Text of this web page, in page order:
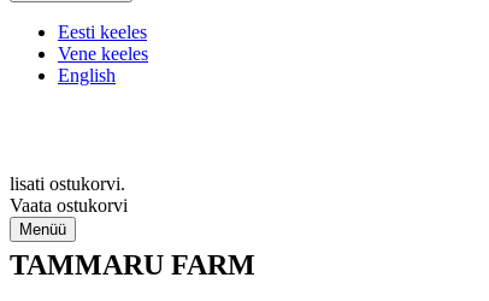
Eesti keeles
Vene keeles
English
lisati ostukorvi.
Vaata ostukorvi
Menüü
TAMMARU FARM